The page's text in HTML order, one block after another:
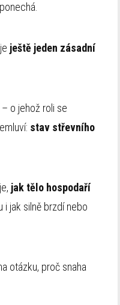
ještě jeden zásadní
o jehož roli se
stav střevního
jak tělo hospodaří
i jak silně brzdí nebo
otázku, proč snaha